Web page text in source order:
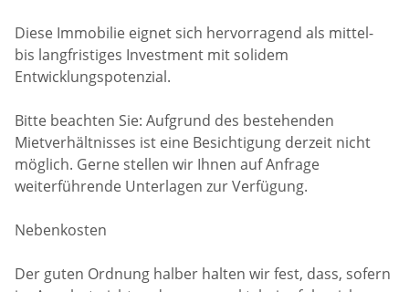
Diese Immobilie eignet sich hervorragend als mittel-
bis langfristiges Investment mit solidem
Entwicklungspotenzial.
Bitte beachten Sie: Aufgrund des bestehenden
Mietverhältnisses ist eine Besichtigung derzeit nicht
möglich. Gerne stellen wir Ihnen auf Anfrage
weiterführende Unterlagen zur Verfügung.
Nebenkosten
Der guten Ordnung halber halten wir fest, dass, sofern